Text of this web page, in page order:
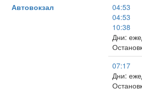
Автовокзал
04:53
04:53
10:38
Дни:
07:17
Дни: